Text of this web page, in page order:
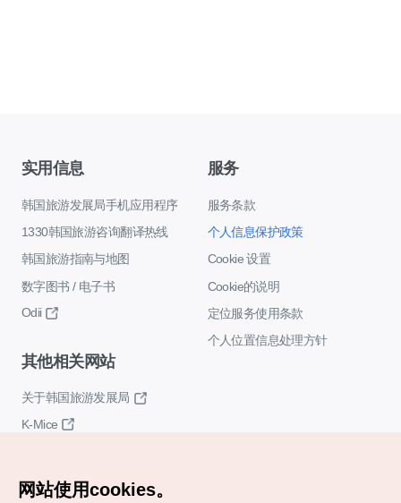
实用信息
韩国旅游发展局手机应用程序
1330韩国旅游咨询翻译热线
韩国旅游指南与地图
数字图书 / 电子书
Odii
服务
服务条款
个人信息保护政策
Cookie 设置
Cookie的说明
定位服务使用条款
个人位置信息处理方针
其他相关网站
关于韩国旅游发展局
K-Mice
网站使用cookies。